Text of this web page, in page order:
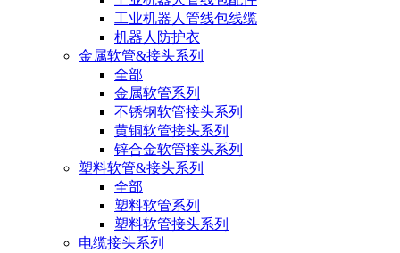
工业机器人管线包线缆
机器人防护衣
金属软管&接头系列
全部
金属软管系列
不锈钢软管接头系列
黄铜软管接头系列
锌合金软管接头系列
塑料软管&接头系列
全部
塑料软管系列
塑料软管接头系列
电缆接头系列